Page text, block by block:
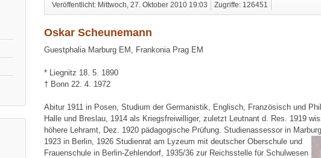
Veröffentlicht: Mittwoch, 27. Oktober 2010 19:03 Zugriffe: 126451
Oskar Scheunemann
Guestphalia Marburg EM, Frankonia Prag EM
* Liegnitz 18. 5. 1890
† Bonn 22. 4. 1972
Abitur 1911 in Posen, Studium der Germanistik, Englisch, Französisch und
Halle und Breslau, 1914 als Kriegsfreiwilliger, zuletzt Leutnant d. Res. 1919
höhere Lehramt, Dez. 1920 pädagogische Prüfung. Studienassessor in
1923 in Berlin, 1926 Studienrat am Lyzeum mit deutscher Oberschule und
Frauenschule in Berlin-Zehlendorf, 1935/36 zur Reichsstelle für Schulwesen